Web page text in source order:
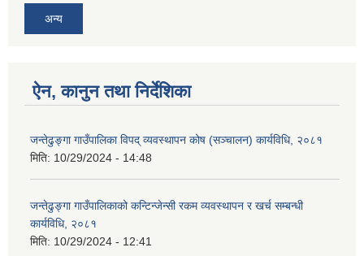
अन्य
ऐन, कानुन तथा निर्देशिका
जन्तेढुङ्गा गाउँपालिका विपद् व्यवस्थापन कोष (सञ्चालन) कार्यविधि, २०८१
मिति: 10/29/2024 - 14:48
जन्तेढुङ्गा गाउँपालिकाको कन्टिन्जेन्सी रकम व्यवस्थापन र खर्च सम्बन्धी
कार्यविधि, २०८१
मिति: 10/29/2024 - 12:41